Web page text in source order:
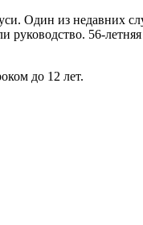
Один из недавних
56-
до 12 лет.